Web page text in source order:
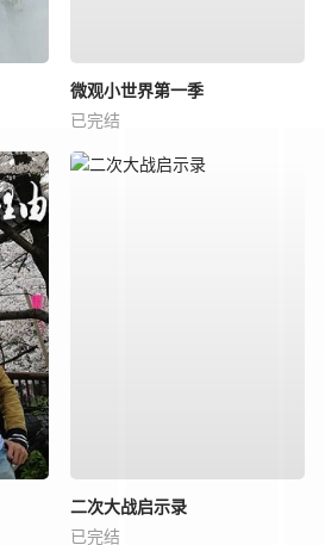
微观小世界第一季
已完结
二次大战启示录
已完结